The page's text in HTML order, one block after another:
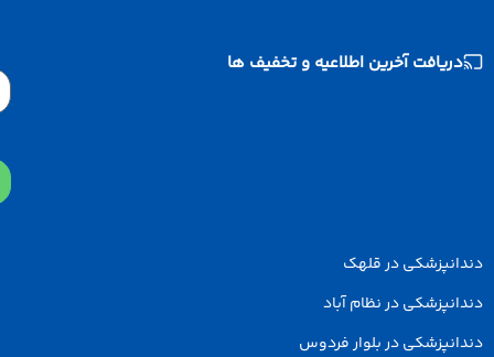
دریافت آخرین اطلاعیه و تخفیف ها
در قلهک
در نظام آباد
در بلوار فردوس